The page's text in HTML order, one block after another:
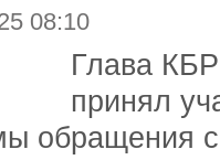
08:10
Глава
принял
обращения